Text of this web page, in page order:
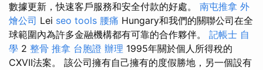
數據更新，快速客戶服務和安全付款的好處。 南屯推拿 外
燴公司 Lei seo tools 腰痛 Hungary和我們的關聯公司在全
球範圍內為許多金融機構都有可靠的合作夥伴。 記帳士 自
學 2 整骨 推拿 台胞證 辦理 1995年關於個人所得稅的
CXVII法案。 該公司擁有自己擁有的度假勝地，另一個設有